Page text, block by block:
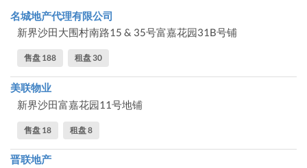
名城地产代理有限公司
新界沙田大围村南路15 & 35号富嘉花园31B号铺
售盘 188 租盘 30
美联物业
新界沙田富嘉花园11号地铺
售盘 18 租盘 8
晋联地产